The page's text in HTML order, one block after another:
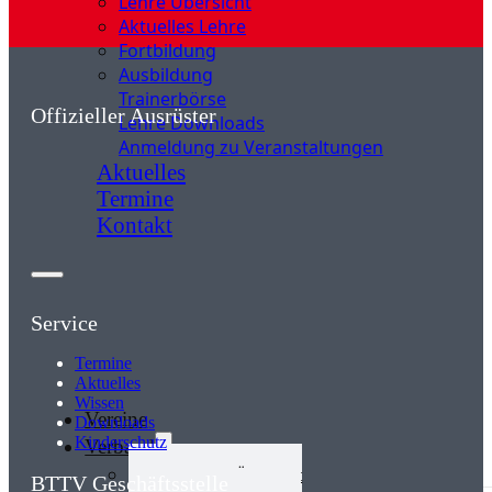
Aktuelles Lehre
Fortbildung
Ausbildung
Trainerbörse
Lehre Downloads
Anmeldung zu Veranstaltungen
Aktuelles
Termine
Kontakt
Vereine
Verband
Verband Übersicht
Offizieller Ausrüster
Service
Termine
Aktuelles
Wissen
Downloads
Kinderschutz
BTTV Geschäftsstelle